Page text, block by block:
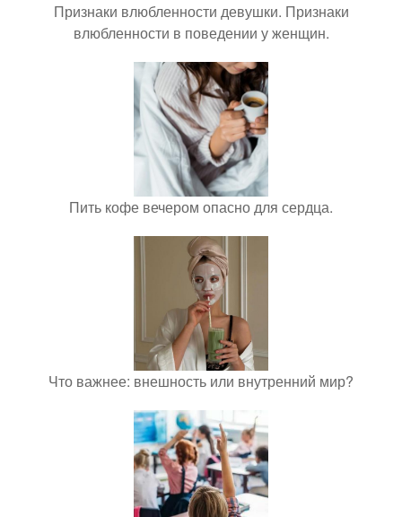
Признаки влюбленности девушки. Признаки
влюбленности в поведении у женщин.
Пить кофе вечером опасно для сердца.
Что важнее: внешность или внутренний мир?